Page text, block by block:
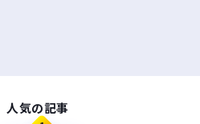
人気の記事